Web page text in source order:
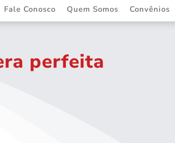
Fale Conosco Quem Somos Convênios
perfeita